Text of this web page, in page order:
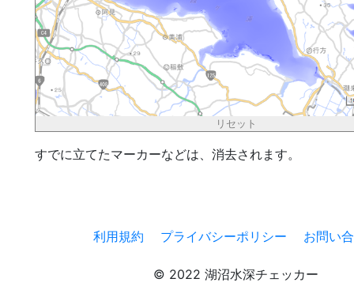
リセット
すでに立てたマーカーなどは、消去されます。
利用規約 プライバシーポリシー お問い
© 2022 湖沼水深チェッカー